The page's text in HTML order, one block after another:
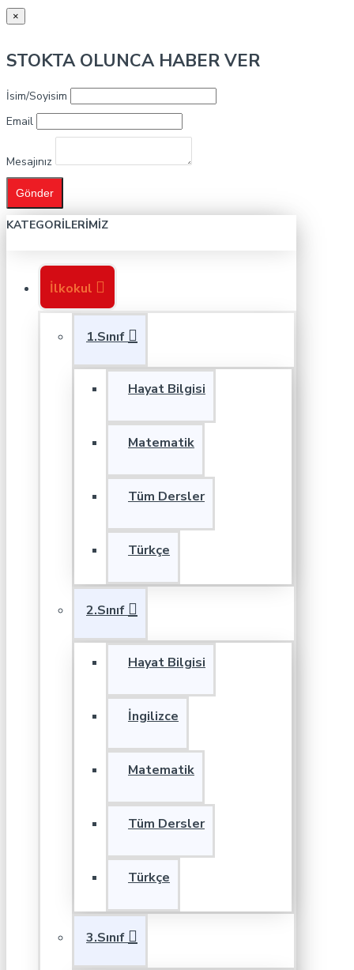
×
STOKTA OLUNCA HABER VER
İsim/Soyisim
Email
Mesajınız
Gönder
KATEGORILERIMIZ
İlkokul
1.Sınıf
Hayat Bilgisi
Matematik
Tüm Dersler
Türkçe
2.Sınıf
Hayat Bilgisi
İngilizce
Matematik
Tüm Dersler
Türkçe
3.Sınıf